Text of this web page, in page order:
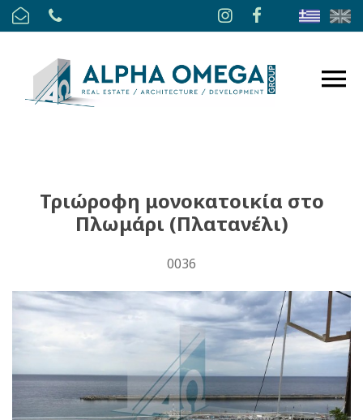
Τριώροφη μονοκατοικία στο
Πλωμάρι (Πλατανέλι)
0036